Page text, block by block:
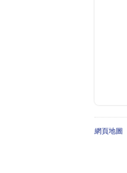
網頁地圖